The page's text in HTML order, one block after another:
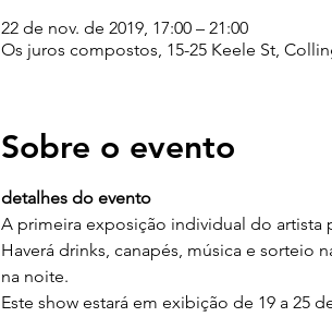
22 de nov. de 2019, 17:00 – 21:00
Os juros compostos, 15-25 Keele St,
Sobre o evento
detalhes do evento
A primeira exposição individual do
Haverá drinks, canapés, música e sorteio
na noite.
Este show estará em exibição de 19 a 25